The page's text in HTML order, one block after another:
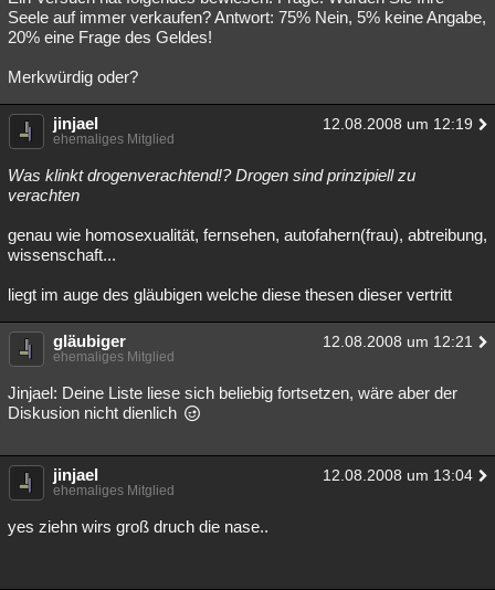
Seele auf immer verkaufen? Antwort: 75% Nein, 5% keine Angabe,
20% eine Frage des Geldes!
Merkwürdig oder?
jinjael 12.08.2008 um 12:19
ehemaliges Mitglied
Was klinkt drogenverachtend!? Drogen sind prinzipiell zu
verachten
genau wie homosexualität, fernsehen, autofahern(frau), abtreibung,
wissenschaft...
liegt im auge des gläubigen welche diese thesen dieser vertritt
gläubiger 12.08.2008 um 12:21
ehemaliges Mitglied
Jinjael: Deine Liste liese sich beliebig fortsetzen, wäre aber der
Diskusion nicht dienlich
jinjael 12.08.2008 um 13:04
ehemaliges Mitglied
yes ziehn wirs groß druch die nase..